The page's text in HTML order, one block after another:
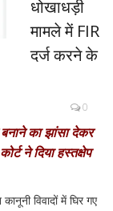
धोखाधड़ी
मामले में FIR
दर्ज करने के
0
बनाने का झांसा देकर
ने दिया हस्तक्षेप
विवादों में घिर गए